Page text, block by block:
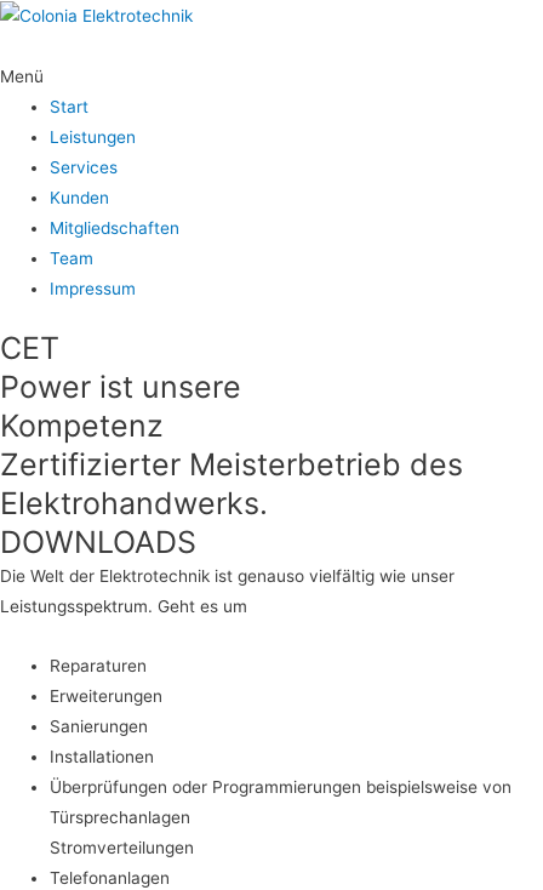
Menü
Start
Leistungen
Services
Kunden
Mitgliedschaften
Team
Impressum
CET
Power ist unsere
Kompetenz
Zertifizierter Meisterbetrieb des
Elektrohandwerks.
DOWNLOADS
Die Welt der Elektrotechnik ist genauso vielfältig wie unser
Leistungsspektrum. Geht es um
Reparaturen
Erweiterungen
Sanierungen
Installationen
Überprüfungen oder Programmierungen beispielsweise von
Türsprechanlagen
Stromverteilungen
Telefonanlagen